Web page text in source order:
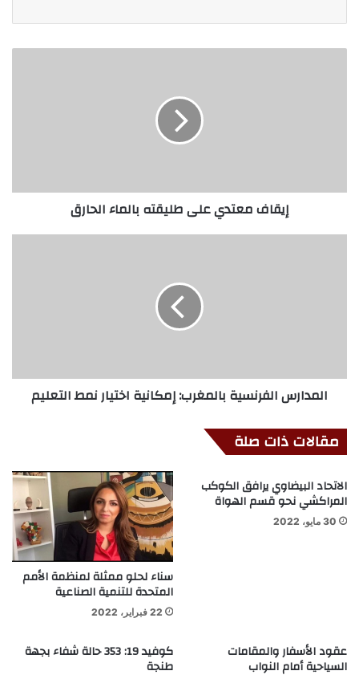
إيقاف معتدي على طليقته بالماء الحارق
المدارس الفرنسية بالمغرب: إمكانية اختيار نمط التعليم
مقالات ذات صلة
الاتحاد البيضاوي يرافق الكوكب
المراكشي نحو قسم الهواة
30 مايو، 2022
سناء لحلو ممثلة لمنظمة الأمم
المتحدة للتنمية الصناعية
22 فبراير، 2022
عقود الأسفار والمقامات
السياحية أمام النواب
كوفيد 19: 353 حالة شفاء بجهة
طنجة